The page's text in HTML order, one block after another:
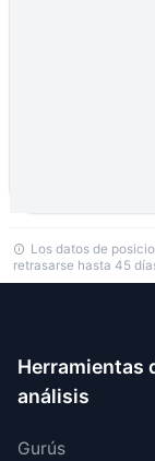
Los datos de
retrasarse hasta 45
Herramientas
análisis
Gurús